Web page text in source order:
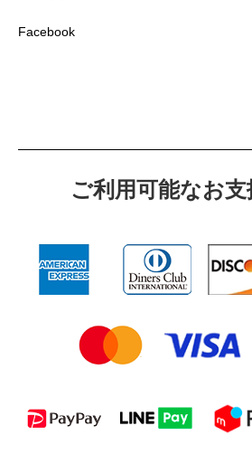
Facebook
ご利⽤可能なお